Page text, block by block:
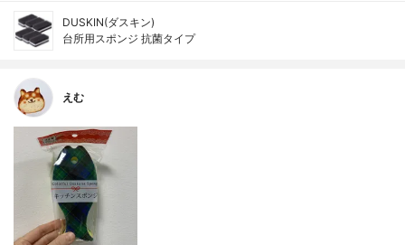
DUSKIN(ダスキン)
台所用スポンジ 抗菌タイプ
えむ